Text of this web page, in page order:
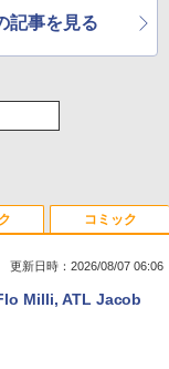
記事を見る
オフホワイト
更新日時：2026/08/07 06:06
Milli, ATL Jacob
コミック